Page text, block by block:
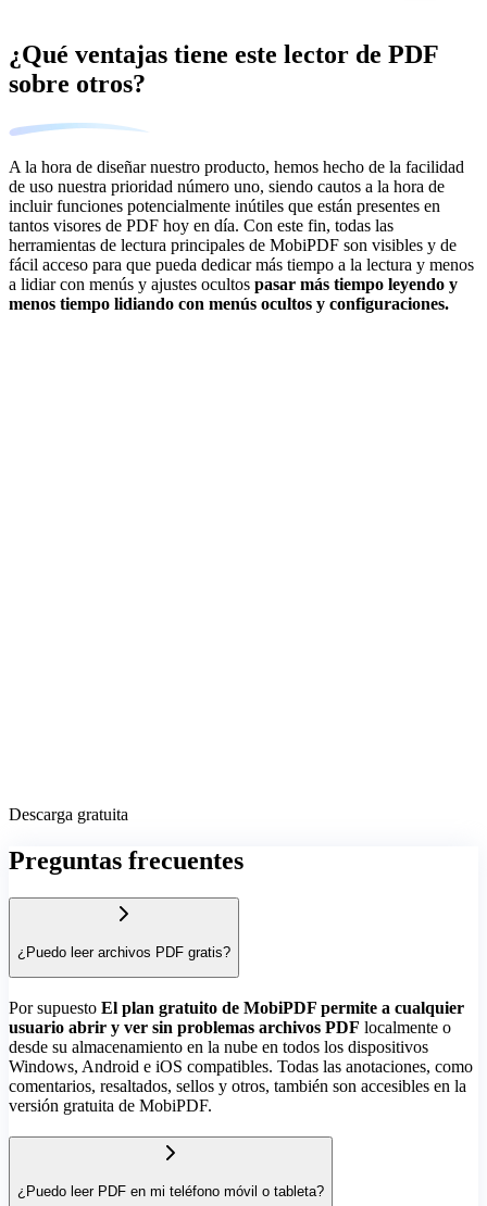
¿Qué ventajas tiene este lector de PDF
sobre otros?
A la hora de diseñar nuestro producto, hemos hecho de la facilidad
de uso nuestra prioridad número uno, siendo cautos a la hora de
incluir funciones potencialmente inútiles que están presentes en
tantos visores de PDF hoy en día. Con este fin, todas las
herramientas de lectura principales de MobiPDF son visibles y de
fácil acceso para que pueda dedicar más tiempo a la lectura y menos
a lidiar con menús y ajustes ocultos pasar más tiempo leyendo y
menos tiempo lidiando con menús ocultos y configuraciones.
Descarga gratuita
Preguntas frecuentes
¿Puedo leer archivos PDF gratis?
Por supuesto El plan gratuito de MobiPDF permite a cualquier
usuario abrir y ver sin problemas archivos PDF localmente o
desde su almacenamiento en la nube en todos los dispositivos
Windows, Android e iOS compatibles. Todas las anotaciones, como
comentarios, resaltados, sellos y otros, también son accesibles en la
versión gratuita de MobiPDF.
¿Puedo leer PDF en mi teléfono móvil o tableta?